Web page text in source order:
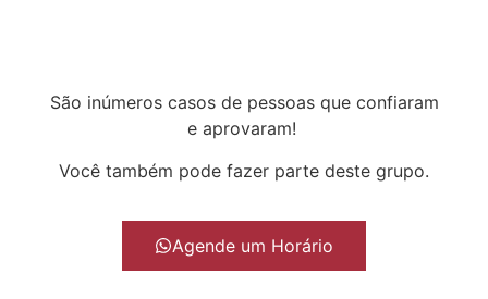
São inúmeros casos de pessoas que confiaram
e aprovaram!
Você também pode fazer parte deste grupo.
Agende um Horário